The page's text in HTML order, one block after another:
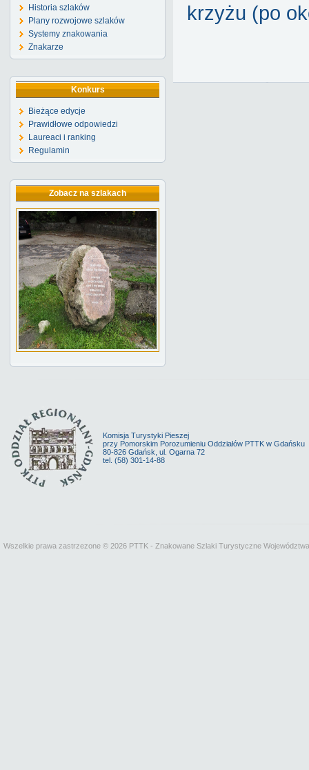
Historia szlaków
Plany rozwojowe szlaków
Systemy znakowania
Znakarze
Konkurs
Bieżące edycje
Prawidłowe odpowiedzi
Laureaci i ranking
Regulamin
Zobacz na szlakach
krzyżu (po
Komisja Turystyki Pieszej
przy Pomorskim Porozumieniu Oddziałów PTTK w Gdańsku
80-826 Gdańsk, ul. Ogarna 72
tel. (58) 301-14-88
Wszelkie prawa zastrzezone © 2026 PTTK - Znakowane Szlaki Turystyczne